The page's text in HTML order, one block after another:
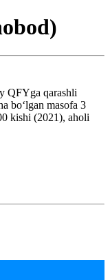
QFYga qarashli
boʻlgan masofa 3
kishi (2021), aholi